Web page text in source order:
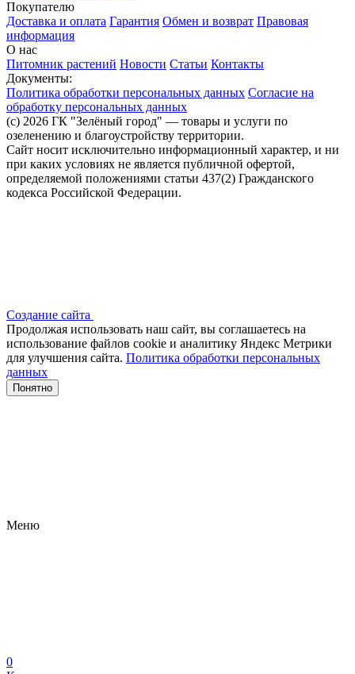
Покупателю
Доставка и оплата Гарантия Обмен и возврат Правовая
информация
О нас
Питомник растений Новости Статьи Контакты
Документы:
Политика обработки персональных данных Согласие на
обработку персональных данных
(c) 2026 ГК "Зелёный город" — товары и услуги по
озеленению и благоустройству территории.
Сайт носит исключительно информационный характер, и ни
при каких условиях не является публичной офертой,
определяемой положениями статьи 437(2) Гражданского
кодекса Российской Федерации.
Создание сайта
Продолжая использовать наш сайт, вы соглашаетесь на
использование файлов сооkіе и аналитику Яндекс Метрики
для улучшения сайта. Политика обработки персональных
данных
Понятно
Меню
0